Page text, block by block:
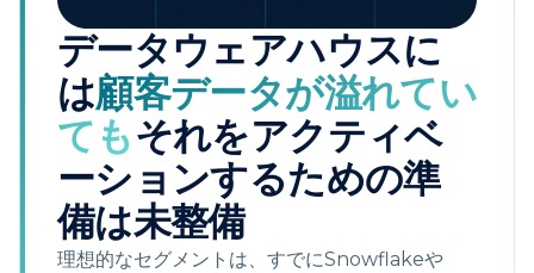
データウェアハウスに
は顧客データが溢れてい
てもそれをアクティベ
ーションするための準
備は未整備
理想的なセグメントは、すでにSnowflakeや